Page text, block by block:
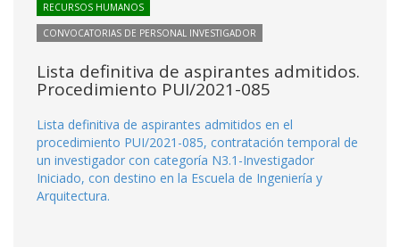
RECURSOS HUMANOS
CONVOCATORIAS DE PERSONAL INVESTIGADOR
Lista definitiva de aspirantes admitidos.
Procedimiento PUI/2021-085
Lista definitiva de aspirantes admitidos en el
procedimiento PUI/2021-085, contratación temporal de
un investigador con categoría N3.1-Investigador
Iniciado, con destino en la Escuela de Ingeniería y
Arquitectura.